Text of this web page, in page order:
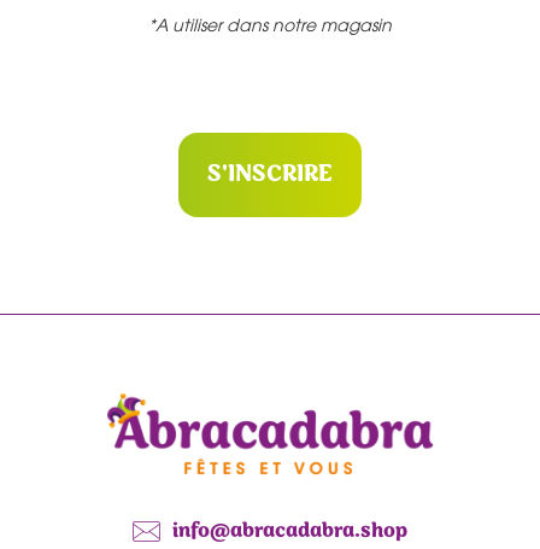
*A utiliser dans notre magasin
S'INSCRIRE
info@abracadabra.shop